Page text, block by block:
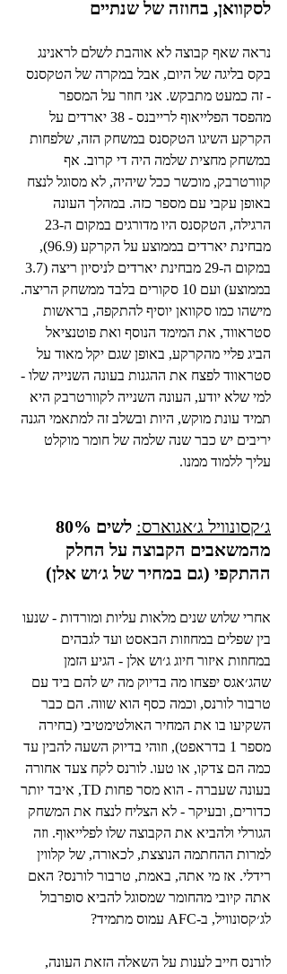
לסקוואן, בחוזה של שנתיים
נראה שאף קבוצה לא אוהבת לשלם לראנינג
בקס בליגה של היום, אבל במקרה של הטקסנס
- זה כמעט מתבקש. אני חוזר על המספר
מהפסד הפלייאוף לרייבנס - 38 יארדים על
הקרקע השיגו הטקסנס במשחק הזה, שלפחות
במשחק מחצית שלמה היה די קרוב. אף
קוורטרבק, מוכשר ככל שיהיה, לא מסוגל לנצח
באופן עקבי עם מספר כזה. במהלך העונה
מבחינת יארדים בממוצע על הקרקע (96.9),
בממוצע) ועם 10 סקורים בלבד ממשחק הריצה.
מישהו כמו סקוואן יוסיף להתקפה, בראשות
סטראווד, את המימד הנוסף ואת פוטנציאל
הביג פליי מהקרקע, באופן שגם יקל מאוד על
סטראווד לפצח את ההגנות בעונה השנייה שלו -
למי שלא יודע, העונה השנייה לקוורטרבק היא
תמיד עונת מוקש, היות ובשלב זה למתאמי הגנה
יריבים יש כבר שנה שלמה של חומר מוקלט
עליך ללמוד ממנו.
ג׳קסונוויל ג׳אגוארס:
מהמשאבים הקבוצה על החלק
ההתקפי (גם במחיר של ג׳וש אלן)
אחרי שלוש שנים מלאות עליות ומורדות - שנעו
בין שפלים במחוזות הבאסט ועד לגבהים
במחוזות איזור חיוג ג׳וש אלן - הגיע הזמן
שהג׳אגס יפצחו מה בדיוק מה יש להם ביד עם
טרבור לורנס, וכמה כסף הוא שווה. הם כבר
השקיעו בו את המחיר האולטימטיבי (בחירה
מספר 1 בדראפט), וזוהי בדיוק השעה להבין עד
כמה הם צדקו, או טעו. לורנס לקח צעד אחורה
בעונה שעברה - הוא מסר פחות TD, איבד יותר
כדורים, ובעיקר - לא הצליח לנצח את המשחק
הגורלי ולהביא את הקבוצה שלו לפלייאוף. וזה
למרות ההחתמה הנוצצת, לכאורה, של קלווין
רידלי. אז מי אתה, באמת, טרבור לורנס? האם
אתה קיובי מהחומר שמסוגל להביא סופרבול
לג׳קסונוויל, ב-AFC עמוס מתמיד?
לורנס חייב לענות על השאלה הזאת העונה,